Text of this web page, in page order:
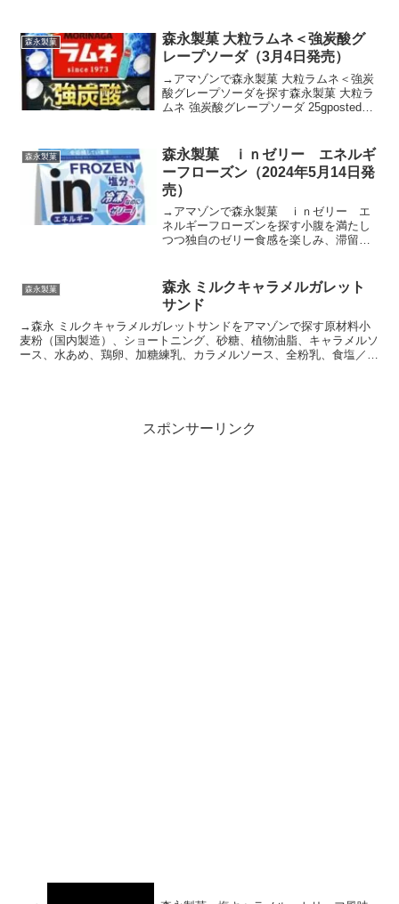
す。→アマゾンで森永製菓「チョコラム
ネ玉」を探す森永製菓 チ...
森永製菓
森永製菓 大粒ラムネ＜強炭酸グ
レープソーダ（3月4日発売）
→アマゾンで森永製菓 大粒ラムネ＜強炭
酸グレープソーダを探す森永製菓 大粒ラ
ムネ 強炭酸グレープソーダ 25gposted
森永製菓
森永製菓 ｉｎゼリー エネルギ
ーフローズン（2024年5月14日発
売）
→アマゾンで森永製菓 ｉｎゼリー エ
ネルギーフローズンを探す小腹を満たし
つつ独自のゼリー食感を楽しみ、滞留感
森永製菓
森永 ミルクキャラメルガレット
サンド
→森永 ミルクキャラメルガレットサンドをアマゾンで探す原材料小
麦粉（国内製造）、ショートニング、砂糖、植物油脂、キャラメルソ
ース、水あめ、鶏卵、加糖練乳、カラメルソース、全粉乳、食塩／酒
スポンサーリンク